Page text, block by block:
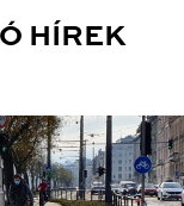
HÍREK